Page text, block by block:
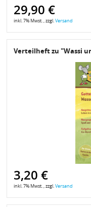
29,90 €
inkl. 7% Mwst. , zzgl.Versand
Verteilheft zu "Wassi
3,20 €
inkl. 7% Mwst. , zzgl.Versand